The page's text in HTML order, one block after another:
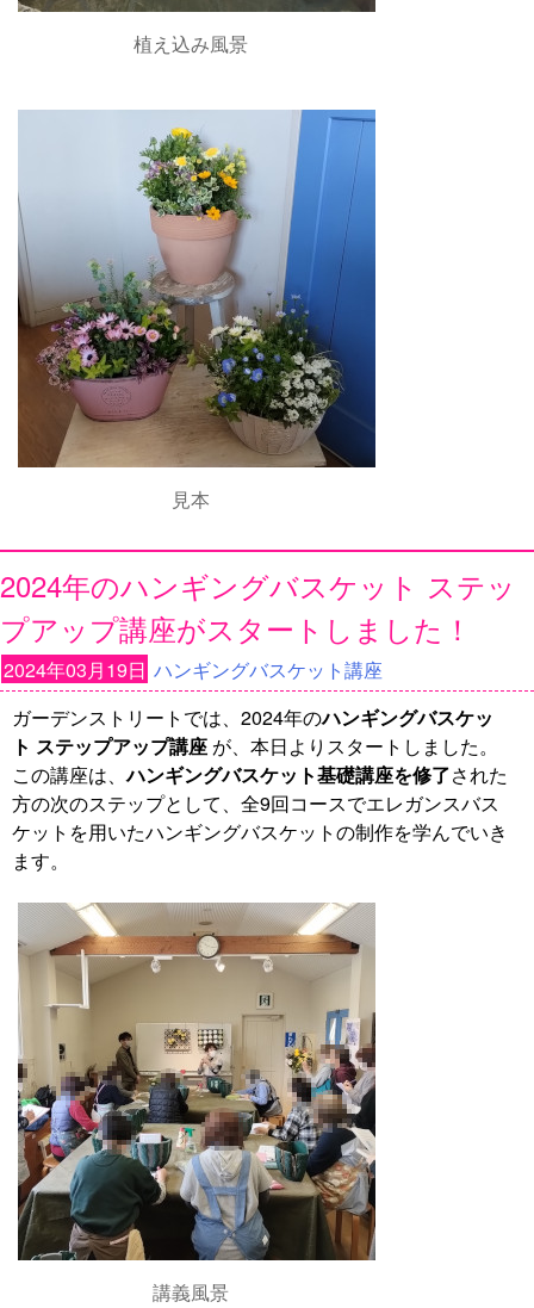
植え込み風景
見本
2024年のハンギングバスケット ステッ
プアップ講座がスタートしました！
2024年03月19日 ハンギングバスケット講座
ガーデンストリートでは、2024年のハンギングバスケッ
ト ステップアップ講座 が、本日よりスタートしました。
この講座は、ハンギングバスケット基礎講座を修了された
方の次のステップとして、全9回コースでエレガンスバス
ケットを用いたハンギングバスケットの制作を学んでいき
ます。
講義風景